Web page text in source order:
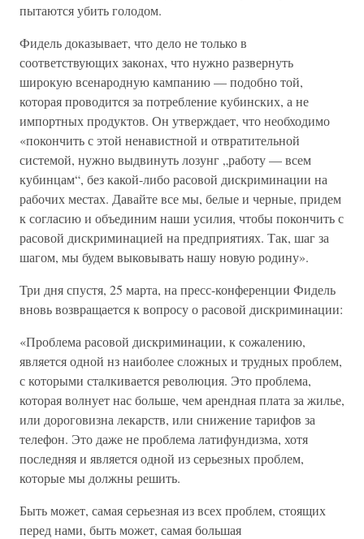
пытаются убить голодом.
Фидель доказывает, что дело не только в
соответствующих законах, что нужно развернуть
широкую всенародную кампанию — подобно той,
которая проводится за потребление кубинских, а не
импортных продуктов. Он утверждает, что необходимо
«покончить с этой ненавистной и отвратительной
системой, нужно выдвинуть лозунг „работу — всем
кубинцам“, без какой-либо расовой дискриминации на
рабочих местах. Давайте все мы, белые и черные, придем
к согласию и объединим наши усилия, чтобы покончить с
расовой дискриминацией на предприятиях. Так, шаг за
шагом, мы будем выковывать нашу новую родину».
Три дня спустя, 25 марта, на пресс-конференции Фидель
вновь возвращается к вопросу о расовой дискриминации:
«Проблема расовой дискриминации, к сожалению,
является одной нз наиболее сложных и трудных проблем,
с которыми сталкивается революция. Это проблема,
которая волнует нас больше, чем арендная плата за жилье,
или дороговизна лекарств, или снижение тарифов за
телефон. Это даже не проблема латифундизма, хотя
последняя и является одной из серьезных проблем,
которые мы должны решить.
Быть может, самая серьезная из всех проблем, стоящих
перед нами, быть может, самая большая